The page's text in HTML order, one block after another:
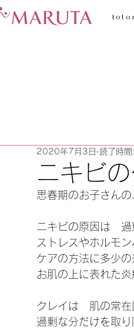
ニキビ
2020年7月3日 読了時
思春期のお子さん
ニキビの原因は　
ストレスやホルモ
ケアの方法に多少
お肌の上に表れた
クレイは　肌の常
過剰な分だけを取